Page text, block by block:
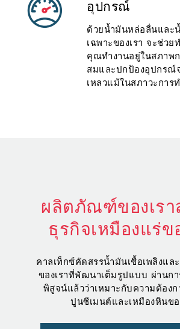
อุปกรณ์
ด้วยน้ำมันหล่อลื่นและ
เฉพาะของเรา จะช่ว
คุณทำงานอยู่ในสภาพ
สมและปกป้องอุปกรณ์
เหลวแม้ในสภาวะการ
ผลิตภัณฑ์ของเรา
ธุรกิจเหมืองแร่
คาลเท็กซ์คัดสรรน้ำมันเชื้อเพลิงแล
ของเราที่พัฒนาเต็มรูปแบบ ผ่านก
พิสูจน์แล้วว่าเหมาะกับความต้องก
ปูนซีเมนต์และเหมืองหินข